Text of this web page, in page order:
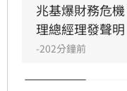
協助專區」，協
與房客轉換業者
的屋主，首要目
定，避免民眾權
當事人密切關注
兆基爆財務危
理總經理發聲明
-202分鐘前